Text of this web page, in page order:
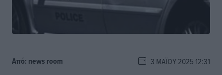
Από: news room 3 ΜΑΪ́ΟΥ 2025 12:31